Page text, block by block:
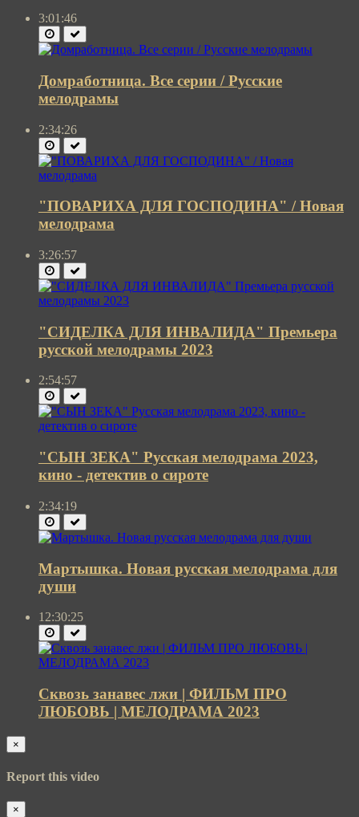
3:01:46
Домработница. Все серии / Русские
мелодрамы
2:34:26
"ПОВАРИХА ДЛЯ ГОСПОДИНА" / Новая
мелодрама
3:26:57
"СИДЕЛКА ДЛЯ ИНВАЛИДА" Премьера
русской мелодрамы 2023
2:54:57
"СЫН ЗЕКА" Русская мелодрама 2023,
кино - детектив о сироте
2:34:19
Мартышка. Новая русская мелодрама для
души
12:30:25
Сквозь занавес лжи | ФИЛЬМ ПРО
ЛЮБОВЬ | МЕЛОДРАМА 2023
×
Report this video
×